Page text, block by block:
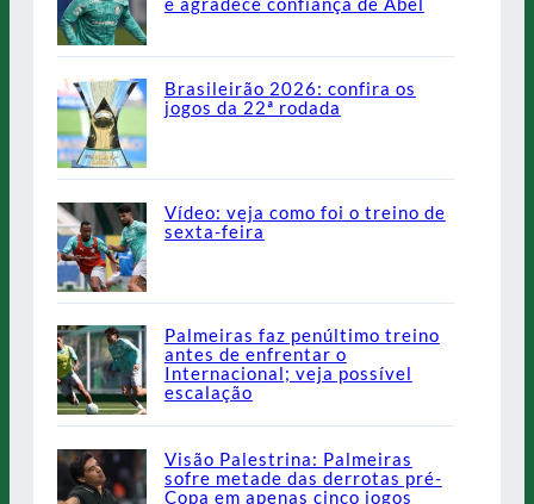
Brasileirão 2026: confira os
jogos da 22ª rodada
Vídeo: veja como foi o treino de
sexta-feira
Palmeiras faz penúltimo treino
antes de enfrentar o
Internacional; veja possível
escalação
Visão Palestrina: Palmeiras
sofre metade das derrotas pré-
Copa em apenas cinco jogos